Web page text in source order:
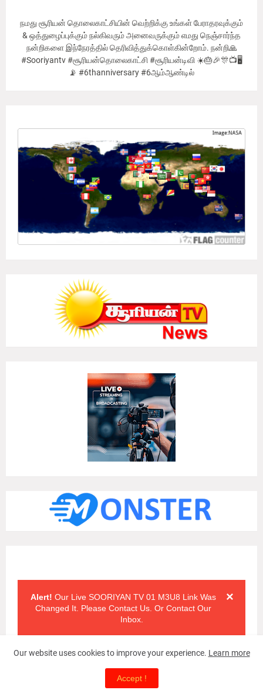
நமது சூரியன் தொலைகாட்சியின் வெற்றிக்கு உங்கள் பேராதரவுக்கும்
& ஒத்துழைப்புக்கும் நல்கிவரும் அனைவருக்கும் எமது நெஞ்சார்ந்த
நன்றிகளை இந்நேரத்தில் தெரிவித்துக்கொள்கின்றோம். நன்றி🙏
#Sooriyantv #சூரியன்தொலைகாட்சி #சூரியன்டிவி ☀️🎂🎉🎊📺🖥
📡 #6thanniversary #6ஆம்ஆண்டில்
×
Alert! Our Live SOORIYAN TV 01 M3U8 Link Was
Changed It. Please Contact Us. Or Contact Our
Inbox.
Our website uses cookies to improve your experience. Learn more
Accept !